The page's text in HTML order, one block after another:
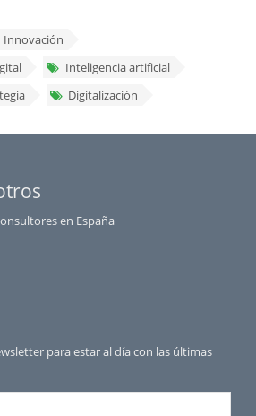
Innovación
Inteligencia artificial
Digitalización
en España
para estar al día con las últimas